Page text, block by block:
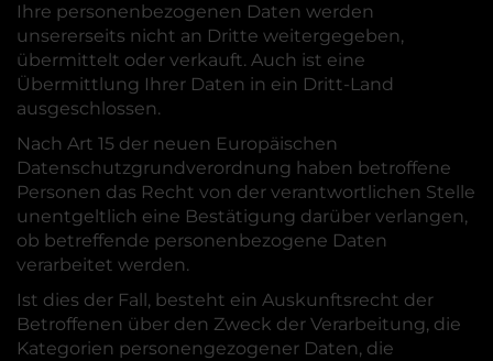
Ihre personenbezogenen Daten werden
unsererseits nicht an Dritte weitergegeben,
übermittelt oder verkauft. Auch ist eine
Übermittlung Ihrer Daten in ein Dritt-Land
ausgeschlossen.
Nach Art 15 der neuen Europäischen
Datenschutzgrundverordnung haben betroffene
Personen das Recht von der verantwortlichen Stelle
unentgeltlich eine Bestätigung darüber verlangen,
ob betreffende personenbezogene Daten
verarbeitet werden.
Ist dies der Fall, besteht ein Auskunftsrecht der
Betroffenen über den Zweck der Verarbeitung, die
Kategorien personengezogener Daten, die